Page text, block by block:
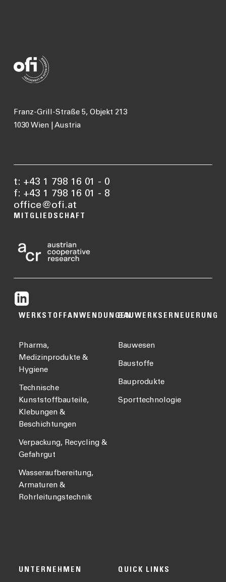
Franz-Grill-Straße 5, Objekt 213
1030 Wien | Austria
t: +43 1 798 16 01 - 0
f: +43 1 798 16 01 - 8
office@ofi.at
MITGLIEDSCHAFT
WERKSTOFFANWENDUNGEN
Pharma,
Medizinprodukte &
Hygiene
Technische
Kunststoffbauteile,
Klebungen &
Beschichtungen
Verpackung, Recycling &
Gefahrgut
Wasseraufbereitung,
Armaturen &
Rohrleitungstechnik
BAUWERKSERNEUERUNG
Bauwesen
Baustoffe
Bauprodukte
Sporttechnologie
UNTERNEHMEN QUICK LINKS